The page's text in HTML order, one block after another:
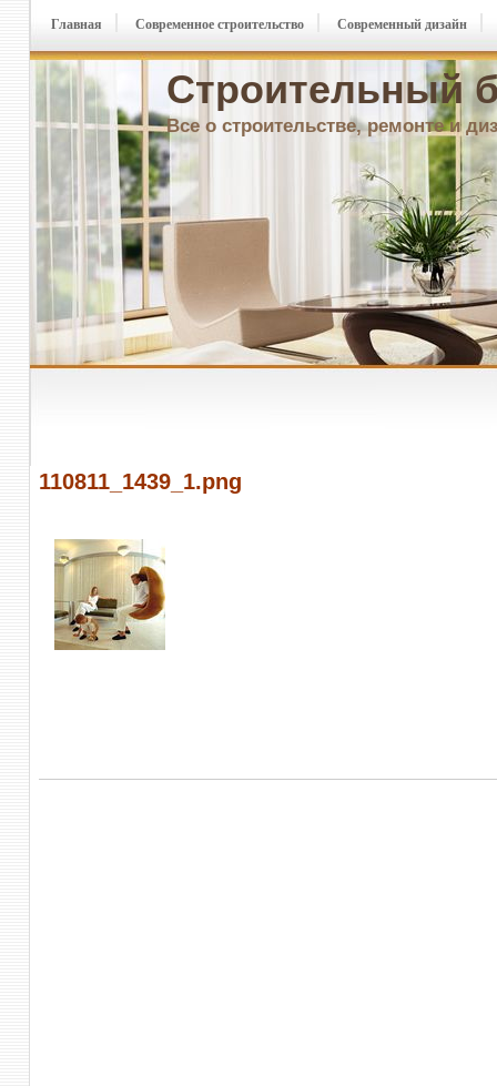
Строительный
Все о строительстве, ремонте и
Главная Современное строительство Современный дизайн
110811_1439_1.png